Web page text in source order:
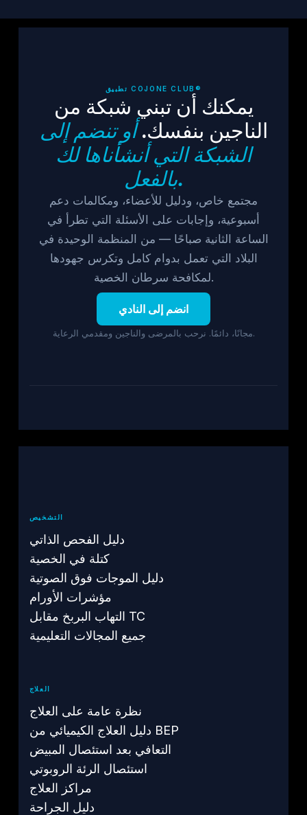
تطبيق COJONE CLUB®
يمكنك أن تبني شبكة من
الناجين بنفسك.أو تنضم إلى
الشبكة التي أنشأناها لك
بالفعل.
مجتمع خاص، ودليل للأعضاء، ومكالمات دعم
أسبوعية، وإجابات على الأسئلة التي تطرأ في
الساعة الثانية صباحًا — من المنظمة الوحيدة في
البلاد التي تعمل بدوام كامل وتكرس جهودها
لمكافحة سرطان الخصية.
انضم إلى النادي
مجانًا، دائمًا. نرحب بالمرضى والناجين ومقدمي الرعاية.
التشخيص
دليل الفحص الذاتي
كتلة في الخصية
دليل الموجات فوق الصوتية
مؤشرات الأورام
التهاب البربخ مقابل TC
جميع المجالات التعليمية
العلاج
نظرة عامة على العلاج
دليل العلاج الكيميائي من BEP
التعافي بعد استئصال المبيض
استئصال الرئة الروبوتي
مراكز العلاج
دليل الجراحة